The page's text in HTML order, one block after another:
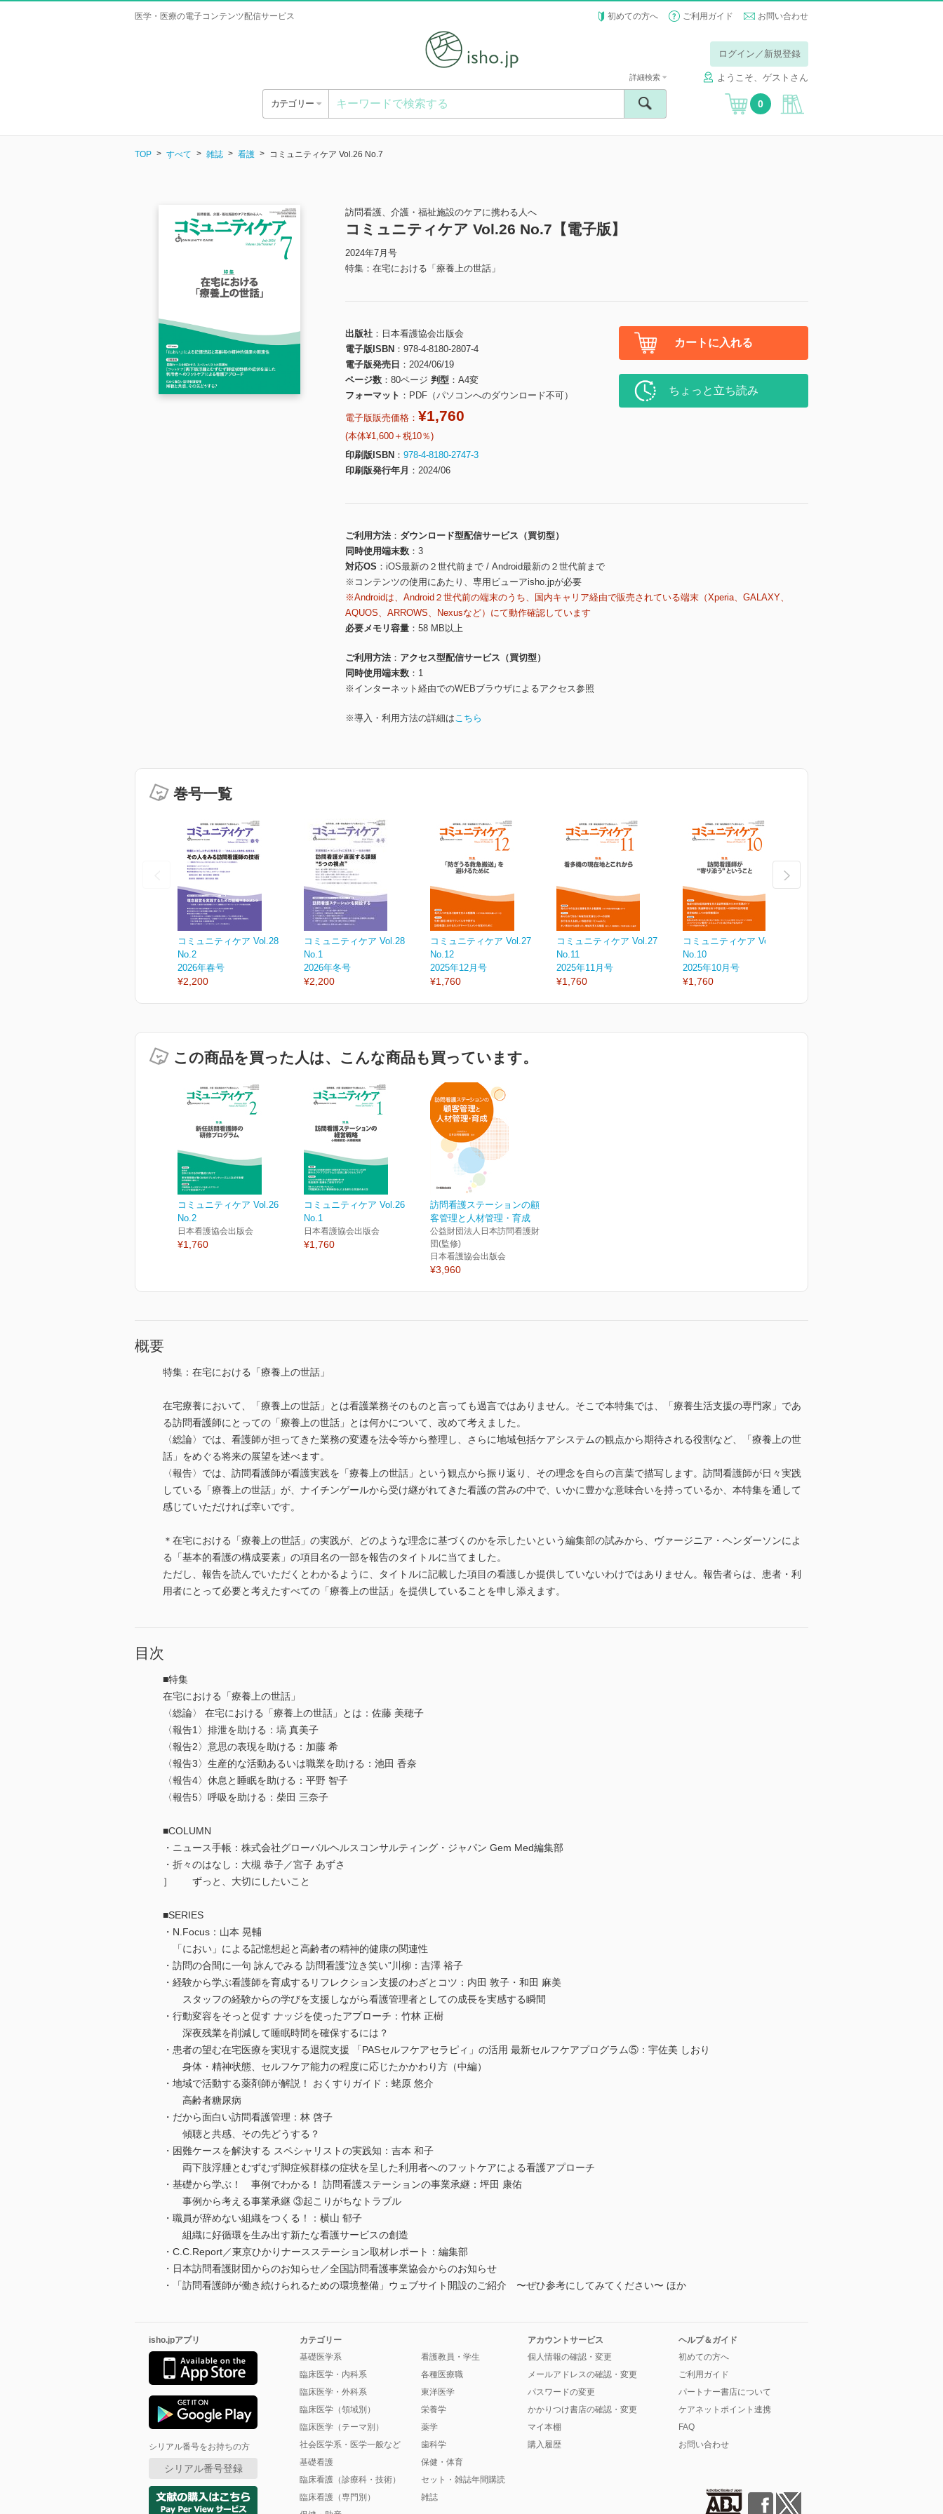
医学・医療の電子コンテンツ配信サービス 初めての方へ ご利用ガイド お問い合わせ
ログイン／新規登録
ようこそ、ゲストさん
カテゴリー
詳細検索
0
TOP すべて 雑誌 看護 コミュニティケア Vol.26 No.7
訪問看護、介護・福祉施設のケアに携わる人へ
コミュニティケア Vol.26 No.7【電子版】
2024年7月号
特集：在宅における「療養上の世話」
出版社
日本看護協会出版会
電子版ISBN
978-4-8180-2807-4
電子版発売日
2024/06/19
ページ数
80ページ 判型
A4変
フォーマット
PDF（パソコンへのダウンロード不可）
電子版販売価格： ¥1,760
(本体¥1,600＋税10％)
印刷版ISBN
978-4-8180-2747-3
印刷版発行年月
2024/06
カートに入れる
ちょっと立ち読み
ご利用方法
ダウンロード型配信サービス（買切型）
同時使用端末数
3
対応OS
iOS最新の２世代前まで / Android最新の２世代前まで
※コンテンツの使用にあたり、専用ビューアisho.jpが必要
※Androidは、Android２世代前の端末のうち、国内キャリア経由で販売されている端末（Xperia、GALAXY、
AQUOS、ARROWS、Nexusなど）にて動作確認しています
必要メモリ容量
58 MB以上
ご利用方法
アクセス型配信サービス（買切型）
同時使用端末数
1
※インターネット経由でのWEBブラウザによるアクセス参照
※導入・利用方法の詳細はこちら
巻号一覧
コミュニティケア Vol.28
No.2
2026年春号
¥2,200
コミュニティケア Vol.28
No.1
2026年冬号
¥2,200
コミュニティケア Vol.27
No.12
2025年12月号
¥1,760
コミュニティケア Vol.27
No.11
2025年11月号
¥1,760
コミュニティケア Vol.27
No.10
2025年10月号
¥1,760
この商品を買った人は、こんな商品も買っています。
コミュニティケア Vol.26
No.2
日本看護協会出版会
¥1,760
コミュニティケア Vol.26
No.1
日本看護協会出版会
¥1,760
訪問看護ステーションの顧
客管理と人材管理・育成
公益財団法人日本訪問看護財
団(監修)
日本看護協会出版会
¥3,960
概要
特集：在宅における「療養上の世話」
在宅療養において、「療養上の世話」とは看護業務そのものと言っても過言ではありません。そこで本特集では、「療養生活支援の専門家」であ
る訪問看護師にとっての「療養上の世話」とは何かについて、改めて考えました。
〈総論〉では、看護師が担ってきた業務の変遷を法令等から整理し、さらに地域包括ケアシステムの観点から期待される役割など、「療養上の世
話」をめぐる将来の展望を述べます。
〈報告〉では、訪問看護師が看護実践を「療養上の世話」という観点から振り返り、その理念を自らの言葉で描写します。訪問看護師が日々実践
している「療養上の世話」が、ナイチンゲールから受け継がれてきた看護の営みの中で、いかに豊かな意味合いを持っているか、本特集を通して
感じていただければ幸いです。
＊在宅における「療養上の世話」の実践が、どのような理念に基づくのかを示したいという編集部の試みから、ヴァージニア・ヘンダーソンによ
る「基本的看護の構成要素」の項目名の一部を報告のタイトルに当てました。
ただし、報告を読んでいただくとわかるように、タイトルに記載した項目の看護しか提供していないわけではありません。報告者らは、患者・利
用者にとって必要と考えたすべての「療養上の世話」を提供していることを申し添えます。
目次
■特集
在宅における「療養上の世話」
〈総論〉 在宅における「療養上の世話」とは：佐藤 美穂子
〈報告1〉排泄を助ける：塙 真美子
〈報告2〉意思の表現を助ける：加藤 希
〈報告3〉生産的な活動あるいは職業を助ける：池田 香奈
〈報告4〉休息と睡眠を助ける：平野 智子
〈報告5〉呼吸を助ける：柴田 三奈子
■COLUMN
・ニュース手帳：株式会社グローバルヘルスコンサルティング・ジャパン Gem Med編集部
・折々のはなし：大槻 恭子／宮子 あずさ
］ ずっと、大切にしたいこと
■SERIES
・N.Focus：山本 晃輔
「におい」による記憶想起と高齢者の精神的健康の関連性
・訪問の合間に一句 詠んでみる 訪問看護“泣き笑い”川柳：吉澤 裕子
・経験から学ぶ看護師を育成するリフレクション支援のわざとコツ：内田 敦子・和田 麻美
スタッフの経験からの学びを支援しながら看護管理者としての成長を実感する瞬間
・行動変容をそっと促す ナッジを使ったアプローチ：竹林 正樹
深夜残業を削減して睡眠時間を確保するには？
・患者の望む在宅医療を実現する退院支援 「PASセルフケアセラピィ」の活用 最新セルフケアプログラム⑤：宇佐美 しおり
身体・精神状態、セルフケア能力の程度に応じたかかわり方（中編）
・地域で活動する薬剤師が解説！ おくすりガイド：蛯原 悠介
高齢者糖尿病
・だから面白い訪問看護管理：林 啓子
傾聴と共感、その先どうする？
・困難ケースを解決する スペシャリストの実践知：吉本 和子
両下肢浮腫とむずむず脚症候群様の症状を呈した利用者へのフットケアによる看護アプローチ
・基礎から学ぶ！ 事例でわかる！ 訪問看護ステーションの事業承継：坪田 康佑
事例から考える事業承継 ③起こりがちなトラブル
・職員が辞めない組織をつくる！：横山 郁子
組織に好循環を生み出す新たな看護サービスの創造
・C.C.Report／東京ひかりナースステーション取材レポート：編集部
・日本訪問看護財団からのお知らせ／全国訪問看護事業協会からのお知らせ
・「訪問看護師が働き続けられるための環境整備」ウェブサイト開設のご紹介 〜ぜひ参考にしてみてください〜 ほか
isho.jpアプリ
シリアル番号をお持ちの方
シリアル番号登録
カテゴリー
基礎医学系
臨床医学・内科系
臨床医学・外科系
臨床医学（領域別）
臨床医学（テーマ別）
社会医学系・医学一般など
基礎看護
臨床看護（診療科・技術）
臨床看護（専門別）
看護教員・学生
各種医療職
東洋医学
栄養学
薬学
歯科学
保健・体育
セット・雑誌年間購読
雑誌
アカウントサービス
個人情報の確認・変更
メールアドレスの確認・変更
パスワードの変更
かかりつけ書店の確認・変更
マイ本棚
購入履歴
ヘルプ＆ガイド
初めての方へ
ご利用ガイド
パートナー書店について
ケアネットポイント連携
FAQ
お問い合わせ